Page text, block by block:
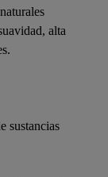
alta
sustancias